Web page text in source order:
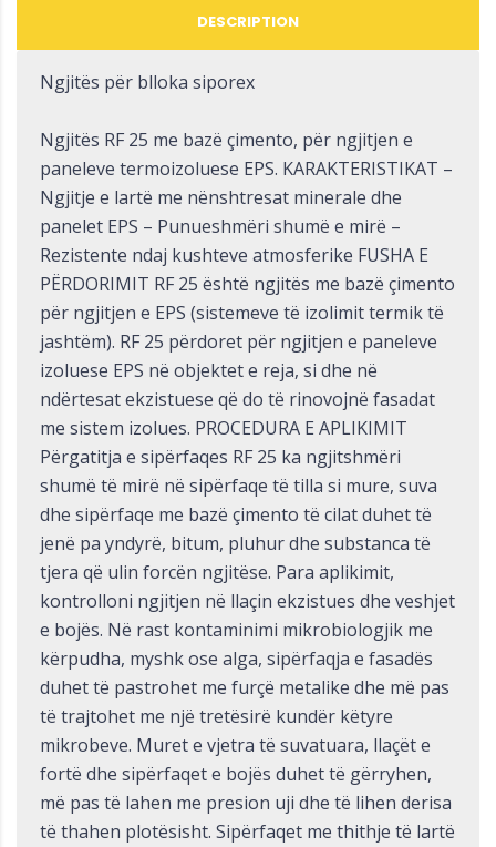
DESCRIPTION
Ngjitës për blloka siporex
Ngjitës RF 25 me bazë çimento, për ngjitjen e
paneleve termoizoluese EPS. KARAKTERISTIKAT –
Ngjitje e lartë me nënshtresat minerale dhe
panelet EPS – Punueshmëri shumë e mirë –
Rezistente ndaj kushteve atmosferike FUSHA E
PËRDORIMIT RF 25 është ngjitës me bazë çimento
për ngjitjen e EPS (sistemeve të izolimit termik të
jashtëm). RF 25 përdoret për ngjitjen e paneleve
izoluese EPS në objektet e reja, si dhe në
ndërtesat ekzistuese që do të rinovojnë fasadat
me sistem izolues. PROCEDURA E APLIKIMIT
Përgatitja e sipërfaqes RF 25 ka ngjitshmëri
shumë të mirë në sipërfaqe të tilla si mure, suva
dhe sipërfaqe me bazë çimento të cilat duhet të
jenë pa yndyrë, bitum, pluhur dhe substanca të
tjera që ulin forcën ngjitëse. Para aplikimit,
kontrolloni ngjitjen në llaçin ekzistues dhe veshjet
e bojës. Në rast kontaminimi mikrobiologjik me
kërpudha, myshk ose alga, sipërfaqja e fasadës
duhet të pastrohet me furçë metalike dhe më pas
të trajtohet me një tretësirë kundër këtyre
mikrobeve. Muret e vjetra të suvatuara, llaçët e
fortë dhe sipërfaqet e bojës duhet të gërryhen,
më pas të lahen me presion uji dhe të lihen derisa
të thahen plotësisht. Sipërfaqet me thithje të lartë